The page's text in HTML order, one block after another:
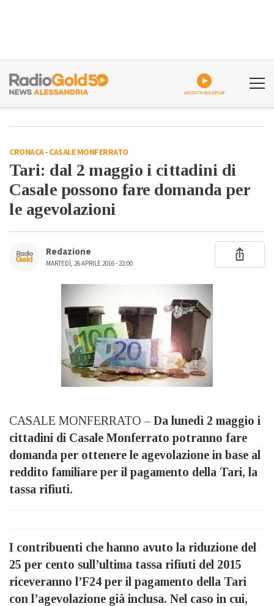
ASCOLTA GOLDPLAY
CRONACA-CASALE MONFERRATO
Tari: dal 2 maggio i cittadini di
Casale possono fare domanda per
le agevolazioni
Redazione
MARTEDÌ, 26 APRILE 2016 - 22:00
CASALE MONFERRATO – Da lunedì 2 maggio i
cittadini di Casale Monferrato potranno fare
domanda per ottenere le agevolazione in base al
reddito familiare per il pagamento della Tari, la
tassa rifiuti.
I contribuenti che hanno avuto la riduzione del
25 per cento sull’ultima tassa rifiuti del 2015
riceveranno l’F24 per il pagamento della Tari
con l’agevolazione già inclusa. Nel caso in cui,